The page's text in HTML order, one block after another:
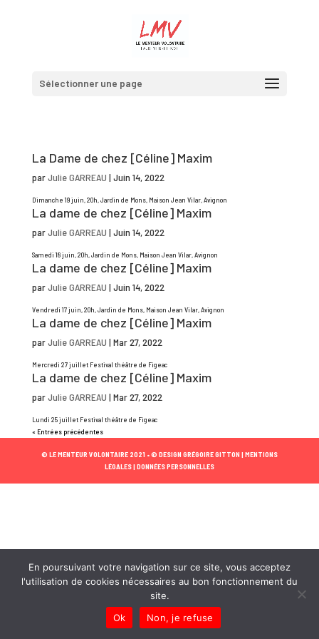
Sélectionner une page
La Dame de chez [Céline] Maxim
parJulie GARREAU | Juin 14, 2022
Dimanche 19 juin, 20h, Jardin de Mons, Maison Jean Vilar, Avignon
La dame de chez [Céline] Maxim
parJulie GARREAU | Juin 14, 2022
Samedi 18 juin, 20h, Jardin de Mons, Maison Jean Vilar, Avignon
La dame de chez [Céline] Maxim
parJulie GARREAU | Juin 14, 2022
Vendredi 17 juin, 20h, Jardin de Mons, Maison Jean Vilar, Avignon
La dame de chez [Céline] Maxim
parJulie GARREAU | Mar 27, 2022
Mercredi 27 juillet Festival théâtre de Figeac
La dame de chez [Céline] Maxim
parJulie GARREAU | Mar 27, 2022
Lundi 25 juillet Festival théâtre de Figeac
« Entrées précédentes
© LE MENTEUR VOLONTAIRE 2021 •© DESIGN GRÉGOIRE GITTON | MENTIONS
LÉGALES | DONNÉES PERSONNELLES
En poursuivant votre navigation sur ce site, vous acceptez
l'utilisation de cookies nécessaires au bon fonctionnement du
site.
Ok
Non, je refuse